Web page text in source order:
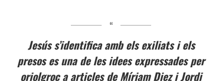
Jesús s’identifica amb els exiliats i els
presos es una de les idees expressades per
oriolgroc a articles de Míriam Diez i Jordi